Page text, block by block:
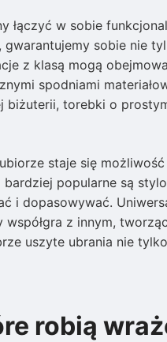
łączyć w sobie
sobie nie
z klasą mogą
spodniami
biżuterii, torebki o
staje się
popularne są
i dopasowywać.
z innym,
uszyte ubrania nie
robią